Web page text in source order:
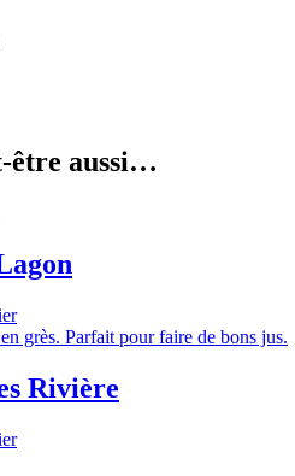
être aussi…
Rivière